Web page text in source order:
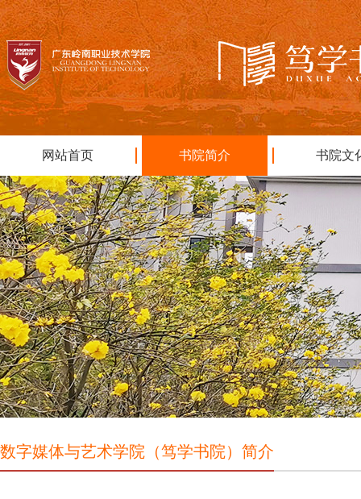
网站首页
书院简介
书院文
​数字媒体与艺术学院（笃学书院）简介